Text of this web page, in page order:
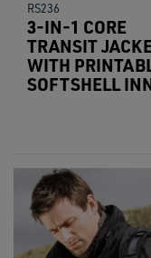
RS236
3-IN-1 CORE
TRANSIT
WITH
SOFTSHELL